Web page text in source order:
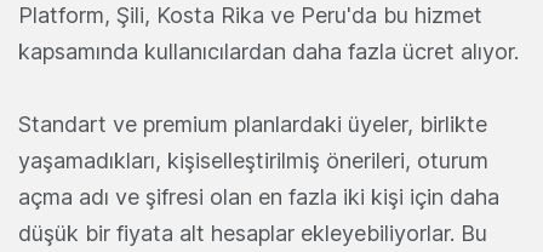
Platform, Şili, Kosta Rika ve Peru'da bu hizmet
kapsamında kullanıcılardan daha fazla ücret alıyor.
Standart ve premium planlardaki üyeler, birlikte
yaşamadıkları, kişiselleştirilmiş önerileri, oturum
açma adı ve şifresi olan en fazla iki kişi için daha
düşük bir fiyata alt hesaplar ekleyebiliyorlar. Bu